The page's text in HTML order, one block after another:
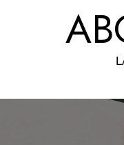
#こ